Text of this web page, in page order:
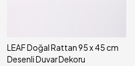
LEAF Doğal Rattan 95 x 45 cm
Desenli Duvar Dekoru